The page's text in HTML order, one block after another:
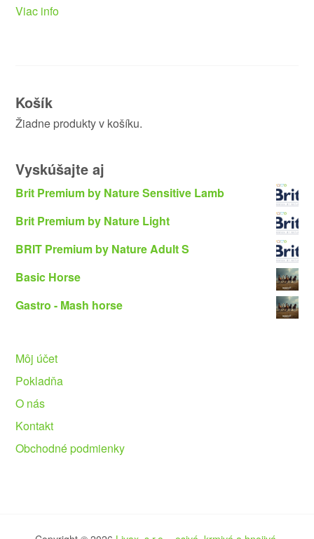
Viac info
Košík
Žiadne produkty v košíku.
Vyskúšajte aj
Brit Premium by Nature Sensitive Lamb
Brit Premium by Nature Light
BRIT Premium by Nature Adult S
Basic Horse
Gastro - Mash horse
Môj účet
Pokladňa
O nás
Kontakt
Obchodné podmienky